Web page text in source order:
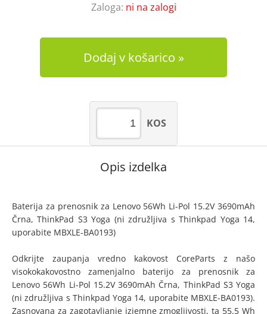
Zaloga: ni na zalogi
Dodaj v košarico
KOS
Opis izdelka
Baterija za prenosnik za Lenovo 56Wh Li-Pol 15.2V 3690mAh
Črna, ThinkPad S3 Yoga (ni združljiva s Thinkpad Yoga 14,
uporabite MBXLE-BA0193)
Odkrijte zaupanja vredno kakovost CoreParts z našo
visokokakovostno zamenjalno baterijo za prenosnik za
Lenovo 56Wh Li-Pol 15.2V 3690mAh Črna, ThinkPad S3 Yoga
(ni združljiva s Thinkpad Yoga 14, uporabite MBXLE-BA0193).
Zasnovana za zagotavljanje izjemne zmogljivosti, ta 55.5 Wh